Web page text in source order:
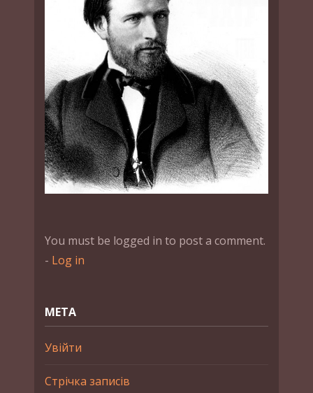
You must be logged in to post a comment.
- Log in
МЕТА
Увійти
Стрічка записів